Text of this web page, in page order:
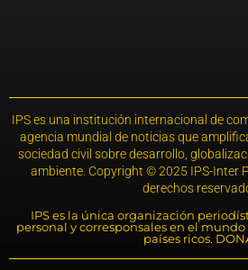
IPS es una institución internacional de
agencia mundial de noticias que
sociedad civil sobre desarrollo,
ambiente. Copyright © 2025 IPS-Inter
derechos
IPS es la única organización
personal y corresponsales en el
países ricos.